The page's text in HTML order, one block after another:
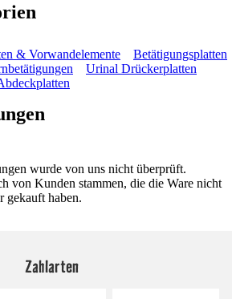
& Vorwandelemente
Betätigungsplatten
Urinal Drückerplatten
wurde von uns nicht überprüft.
von Kunden stammen, die die Ware nicht
gekauft haben.
Zahlarten